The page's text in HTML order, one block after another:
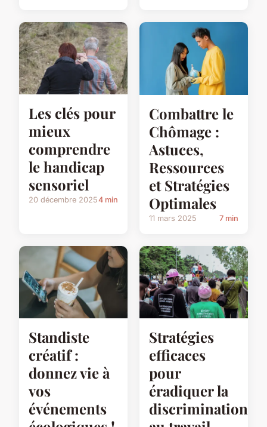
Les clés pour
mieux
comprendre
le handicap
sensoriel
20 décembre 20254 min
Combattre le
Chômage :
Astuces,
Ressources
et Stratégies
Optimales
11 mars 2025 7 min
Standiste
créatif :
donnez vie à
vos
événements
Stratégies
efficaces
pour
éradiquer la
discrimination